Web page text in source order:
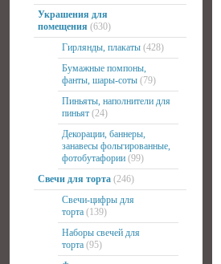
Украшения для
помещения (630)
Гирлянды, плакаты (428)
Бумажные помпоны,
фанты, шары-соты (79)
Пиньяты, наполнители для
пиньят (24)
Декорации, баннеры,
занавесы фольгированные,
фотобутафории (99)
Свечи для торта (246)
Свечи-цифры для
торта (139)
Наборы свечей для
торта (95)